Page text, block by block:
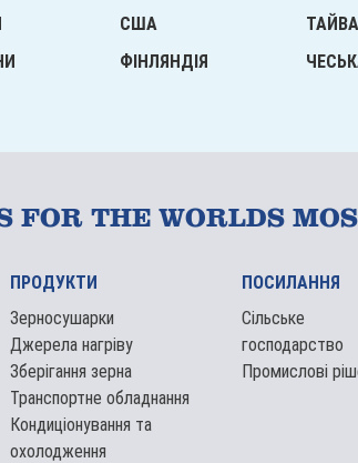
США
ФІНЛЯНДІЯ
FOR THE WORLDS
ПРОДУКТИ
Зерносушарки
Джерела нагріву
Зберігання зерна
Транспортне обладнання
Кондиціонування та
охолодження
ПОСИЛАННЯ
Сільське
господарство
Промислові